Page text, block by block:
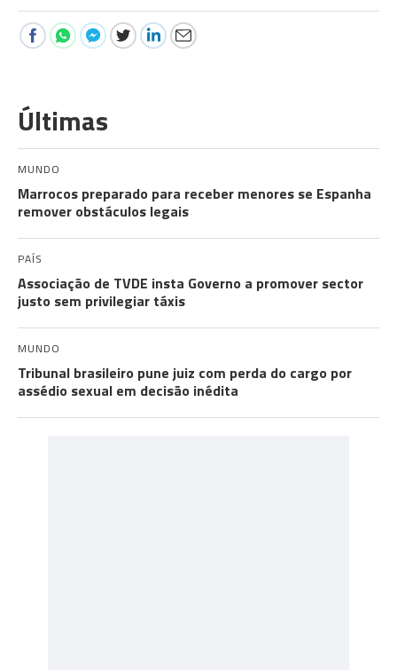
Últimas
MUNDO
Marrocos preparado para receber menores se Espanha
remover obstáculos legais
PAÍS
Associação de TVDE insta Governo a promover sector
justo sem privilegiar táxis
MUNDO
Tribunal brasileiro pune juiz com perda do cargo por
assédio sexual em decisão inédita